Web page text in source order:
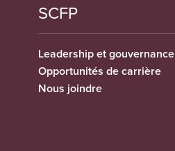
SCFP
Leadership et gouvernance
Opportunités de carrière
Nous joindre